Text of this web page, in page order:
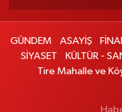
GÜNDEM ASAYİŞ
SİYASET
KÜLTÜR -
Tire Mahalle ve